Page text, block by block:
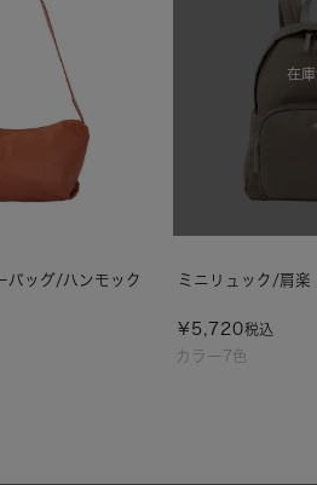
バッグ/ハンモック
カラー7色
ミニリュック/肩楽
¥ 5,720税込
在